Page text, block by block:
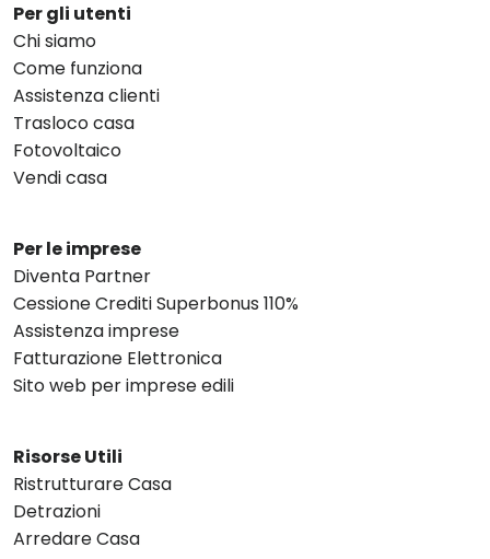
Per gli utenti
Chi siamo
Come funziona
Assistenza clienti
Trasloco casa
Fotovoltaico
Vendi casa
Per le imprese
Diventa Partner
Cessione Crediti Superbonus 110%
Assistenza imprese
Fatturazione Elettronica
Sito web per imprese edili
Risorse Utili
Ristrutturare Casa
Detrazioni
Arredare Casa